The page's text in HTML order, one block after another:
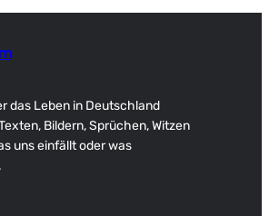
das Leben in Deutschland
Bildern, Sprüchen, Witzen
uns einfällt oder was